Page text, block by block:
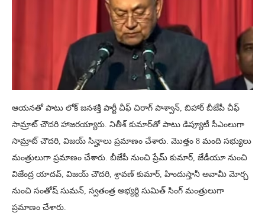
ఆయనతో పాటు లోక్ జనశక్తి పార్టీ చీఫ్ చిరాగ్ పాశ్వాన్, బిహార్ బీజేపీ చీఫ్
సామ్రాట్ చౌదరి హాజరయ్యారు. నితీశ్ కుమార్‌తో పాటు డిప్యూటీ సీఎంలుగా
సామ్రాట్ చౌదరి, విజయ్ సిన్హాలు ప్రమాణం చేశారు. మొత్తం 8 మంది సభ్యులు
మంత్రులుగా ప్రమాణం చేశారు. బీజేపీ నుంచి ప్రేమ్ కుమార్, జేడీయూ నుంచి
విజేంద్ర యాదవ్, విజయ్ చౌదరి, శ్రావణ్ కుమార్, హిందుస్తానీ అవామీ మోర్చ
నుంచి సంతోష్ సుమన్, స్వతంత్ర అభ్యర్థి సుమిత్ సింగ్ మంత్రులుగా
ప్రమాణం చేశారు.